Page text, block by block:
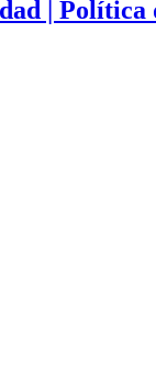
| Política